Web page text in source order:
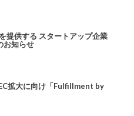
提供する スタートアップ企業
お知らせ
拡大に向け「Fulfillment by